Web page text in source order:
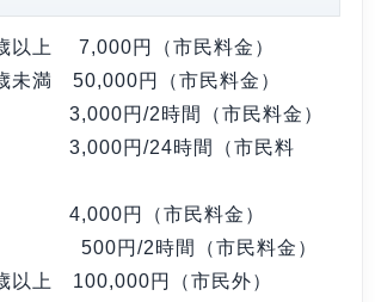
以上 7,000円
（市民料金）
未満
50,000円
（市民料金）
円/2時間
（市民料金）
円/24時間
（市民料
円
（市民料金）
円/2時間
（市民料金）
以上
100,000円
（市民外）